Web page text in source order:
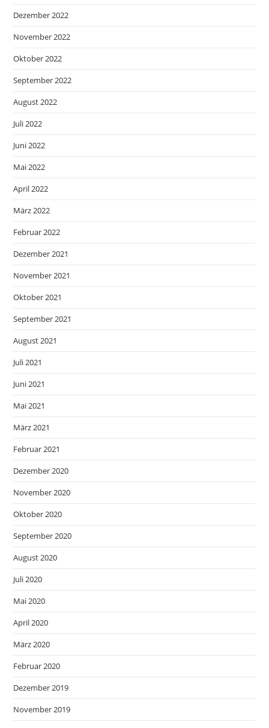
Dezember 2022
November 2022
Oktober 2022
September 2022
August 2022
Juli 2022
Juni 2022
Mai 2022
April 2022
März 2022
Februar 2022
Dezember 2021
November 2021
Oktober 2021
September 2021
August 2021
Juli 2021
Juni 2021
Mai 2021
März 2021
Februar 2021
Dezember 2020
November 2020
Oktober 2020
September 2020
August 2020
Juli 2020
Mai 2020
April 2020
März 2020
Februar 2020
Dezember 2019
November 2019